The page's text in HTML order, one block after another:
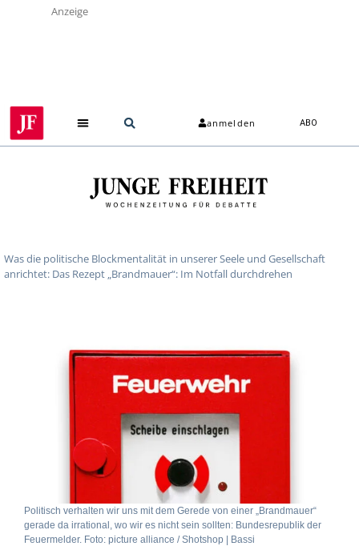
Anzeige
anmelden ABO
Was die politische Blockmentalität in unserer Seele und Gesellschaft
anrichtet: Das Rezept „Brandmauer“: Im Notfall durchdrehen
Politisch verhalten wir uns mit dem Gerede von einer „Brandmauer“
gerade da irrational, wo wir es nicht sein sollten: Bundesrepublik der
Feuermelder. Foto: picture alliance / Shotshop | Bassi